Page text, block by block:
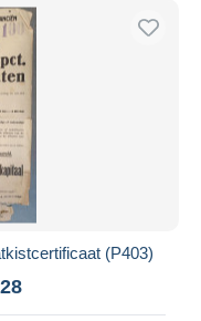
(P403)